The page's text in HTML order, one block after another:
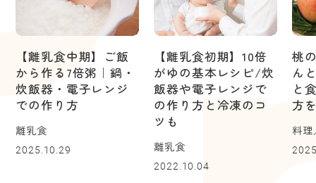
【離乳食中期】ご飯
から作る7倍粥｜鍋・
炊飯器・電子レンジ
での作り方
離乳食
2025.10.29
【離乳食初期】10倍
がゆの基本レシピ/炊
飯器や電子レンジで
の作り方と冷凍のコ
ツも
離乳食
2022.10.04
桃
ん
と
方
料